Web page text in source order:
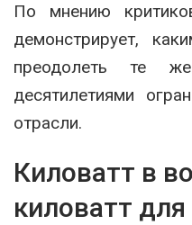
По мнению
демонстрирует,
преодолеть те
десятилетиями
отрасли.
Киловатт в
киловатт